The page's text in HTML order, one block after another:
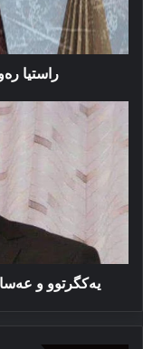
راستیا
یەکگرتوو
عەسائیب
بزاڤا
نوجەبا
کیڤە
دگەھنە
ئێکیەکگرتوو و